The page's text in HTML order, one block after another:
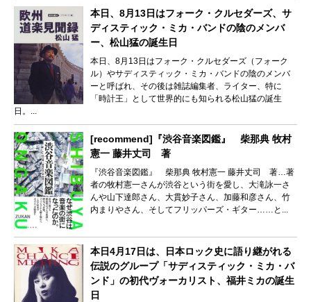
本日、8月13日はフォーク・クルセダーズ、サ
ディスティック・ミカ・バンドの陰のメンバ
ー、松山猛の誕生日
本日、8月13日はフォーク・クルセダーズ（フォーク
ル）やサディスティック・ミカ・バンドの陰のメンバ
ーと呼ばれ、その後は雑誌編集者、ライター、特に
「時計王」として世界的にも知られる松山猛の誕生
日。...
[recommend]『渋谷音楽図鑑』 柴那典 牧村
憲一 藤井丈司 著
『渋谷音楽図鑑』 柴那典 牧村憲一 藤井丈司 著…著
者の牧村憲一さんが渋谷という街を愛し、大滝詠一さ
んや山下達郎さん、大貫妙子さん、加藤和彦さん、竹
内まりやさん、そしてフリッパーズ・ギター……と...
本日4月17日は、日本ロック史に語り継がれる
伝説のグループ「サディスティック・ミカ・バ
ンド」の初代ヴォーカリスト、福井ミカの誕生
日